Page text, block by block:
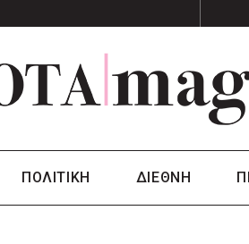
ΠΟΛΙΤΙΚΗ ΔΙΕΘΝΗ